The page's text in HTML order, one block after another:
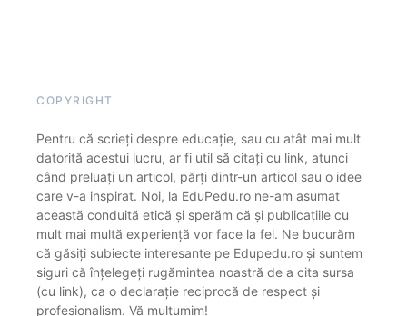
COPYRIGHT
Pentru că scrieți despre educație, sau cu atât mai mult
datorită acestui lucru, ar fi util să citați cu link, atunci
când preluați un articol, părți dintr-un articol sau o idee
care v-a inspirat. Noi, la EduPedu.ro ne-am asumat
această conduită etică și sperăm că și publicațiile cu
mult mai multă experiență vor face la fel. Ne bucurăm
că găsiți subiecte interesante pe Edupedu.ro și suntem
siguri că înțelegeți rugămintea noastră de a cita sursa
(cu link), ca o declarație reciprocă de respect și
profesionalism. Vă mulțumim!